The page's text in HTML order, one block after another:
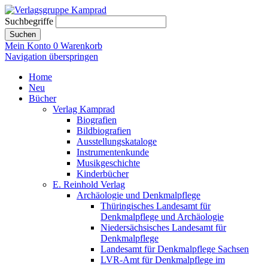
Suchbegriffe
Suchen
Mein Konto 0 Warenkorb
Navigation überspringen
Home
Neu
Bücher
Verlag Kamprad
Biografien
Bildbiografien
Ausstellungskataloge
Instrumentenkunde
Musikgeschichte
Kinderbücher
E. Reinhold Verlag
Archäologie und Denkmalpflege
Thüringisches Landesamt für
Denkmalpflege und Archäologie
Niedersächsisches Landesamt für
Denkmalpflege
Landesamt für Denkmalpflege Sachsen
LVR-Amt für Denkmalpflege im